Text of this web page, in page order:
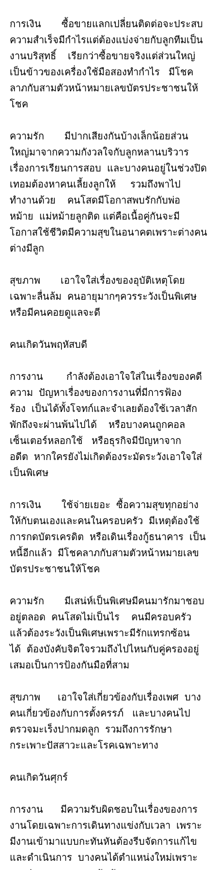
การเงิน ซื้อขายแลกเปลี่ยนติดต่อจะประสบ
ความสำเร็จมีกำไรแต่ต้องแบ่งจ่ายกับลูกทีมเป็น
งานบริสุทธิ์ เรียกว่าซื้อขายจริงแต่ส่วนใหญ่
เป็นข้าวของเครื่องใช้มือสองทำกำไร มีโชค
ลาภกับสามตัวหน้าหมายเลขบัตรประชาชนให้
โชค
ความรัก มีปากเสียงกันบ้างเล็กน้อยส่วน
ใหญ่มาจากความกังวลใจกับลูกหลานบริวาร
เรื่องการเรียนการสอบ และบางคนอยู่ในช่วงปิด
เทอมต้องหาคนเลี้ยงลูกให้ รวมถึงพาไป
ทำงานด้วย คนโสดมีโอกาสพบรักกับพ่อ
หม้าย แม่หม้ายลูกติด แต่คือเนื้อคู่กันจะมี
โอกาสใช้ชีวิตมีความสุขในอนาคตเพราะต่างคน
ต่างมีลูก
สุขภาพ เอาใจใส่เรื่องของอุบัติเหตุโดย
เฉพาะลื่นล้ม คนอายุมากๆควรระวังเป็นพิเศษ
หรือมีคนคอยดูแลจะดี
คนเกิดวันพฤหัสบดี
การงาน กำลังต้องเอาใจใส่ในเรื่องของคดี
ความ ปัญหาเรื่องของการงานที่มีการฟ้อง
ร้อง เป็นได้ทั้งโจทก์และจำเลยต้องใช้เวลาสัก
พักถึงจะผ่านพ้นไปได้ หรือบางคนถูกคอล
เซ็นเตอร์หลอกใช้ หรือธุรกิจมีปัญหาจาก
อดีต หากใครยังไม่เกิดต้องระมัดระวังเอาใจใส่
เป็นพิเศษ
การเงิน ใช้จ่ายเยอะ ซื้อความสุขทุกอย่าง
ให้กับตนเองและคนในครอบครัว มีเหตุต้องใช้
การกดบัตรเครดิต หรือเดินเรื่องกู้ธนาคาร เป็น
หนี้อีกแล้ว มีโชคลาภกับสามตัวหน้าหมายเลข
บัตรประชาชนให้โชค
ความรัก มีเสน่ห์เป็นพิเศษมีคนมารักมาชอบ
อยู่ตลอด คนโสดไม่เป็นไร คนมีครอบครัว
แล้วต้องระวังเป็นพิเศษเพราะมีรักแทรกซ้อน
ได้ ต้องบังคับจิตใจรวมถึงไปไหนกับคู่ครองอยู่
เสมอเป็นการป้องกันมือที่สาม
สุขภาพ เอาใจใส่เกี่ยวข้องกับเรื่องเพศ บาง
คนเกี่ยวข้องกับการตั้งครรภ์ และบางคนไป
ตรวจมะเร็งปากมดลูก รวมถึงการรักษา
กระเพาะปัสสาวะและโรคเฉพาะทาง
คนเกิดวันศุกร์
การงาน มีความรับผิดชอบในเรื่องของการ
งานโดยเฉพาะการเดินทางแข่งกับเวลา เพราะ
มีงานเข้ามาแบบกะทันหันต้องรีบจัดการแก้ไข
และดำเนินการ บางคนได้ตำแหน่งใหม่เพราะ